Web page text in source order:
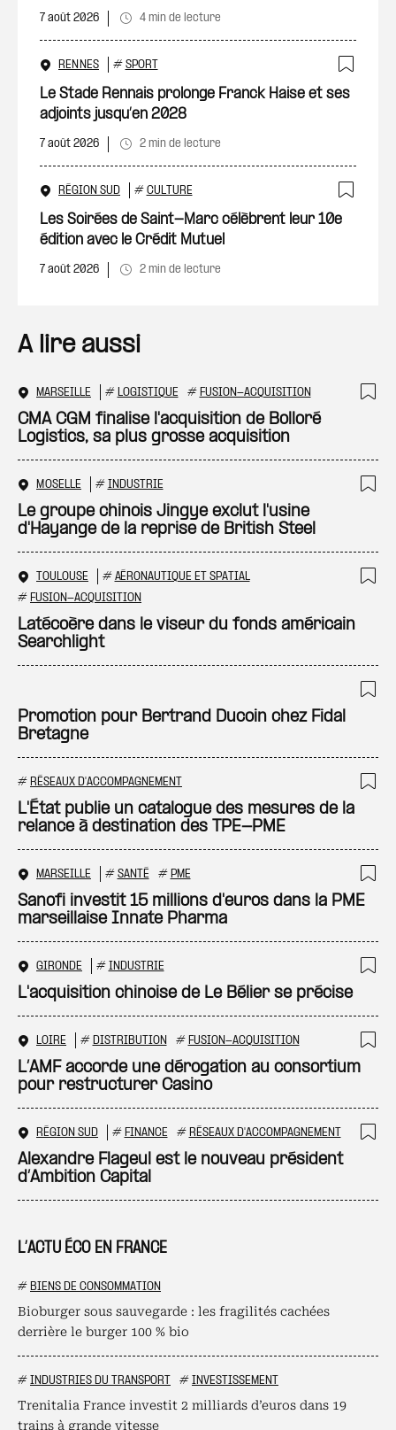
L’ACTU ÉCO EN FRANCE
# BIENS DE CONSOMMATION
Bioburger sous sauvegarde : les fragilités cachées
derrière le burger 100 % bio
# INDUSTRIES DU TRANSPORT # INVESTISSEMENT
Trenitalia France investit 2 milliards d’euros dans 19
trains à grande vitesse
7 août 2026 4 min de lecture
RENNES # SPORT
Le Stade Rennais prolonge Franck Haise et ses
adjoints jusqu’en 2028
7 août 2026 2 min de lecture
RÉGION SUD # CULTURE
Les Soirées de Saint-Marc célèbrent leur 10e
édition avec le Crédit Mutuel
7 août 2026 2 min de lecture
A lire aussi
MARSEILLE # LOGISTIQUE # FUSION-ACQUISITION
CMA CGM finalise l'acquisition de Bolloré
Logistics, sa plus grosse acquisition
MOSELLE # INDUSTRIE
Le groupe chinois Jingye exclut l'usine
d'Hayange de la reprise de British Steel
TOULOUSE # AÉRONAUTIQUE ET SPATIAL
# FUSION-ACQUISITION
Latécoère dans le viseur du fonds américain
Searchlight
Promotion pour Bertrand Ducoin chez Fidal
Bretagne
# RÉSEAUX D'ACCOMPAGNEMENT
L'État publie un catalogue des mesures de la
relance à destination des TPE-PME
MARSEILLE # SANTÉ # PME
Sanofi investit 15 millions d'euros dans la PME
marseillaise Innate Pharma
GIRONDE # INDUSTRIE
L'acquisition chinoise de Le Bélier se précise
LOIRE # DISTRIBUTION # FUSION-ACQUISITION
L’AMF accorde une dérogation au consortium
pour restructurer Casino
RÉGION SUD # FINANCE # RÉSEAUX D'ACCOMPAGNEMENT
Alexandre Flageul est le nouveau président
d’Ambition Capital